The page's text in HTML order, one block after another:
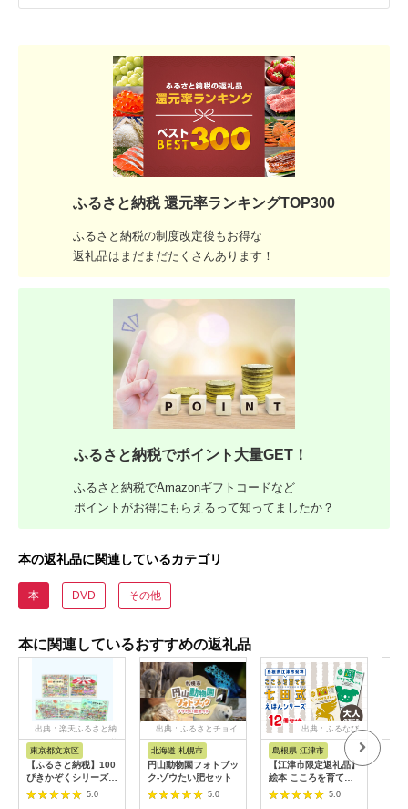
ふるさと納税 還元率ランキングTOP300
ふるさと納税の制度改定後もお得な
返礼品はまだまだたくさんあります！
ふるさと納税でポイント大量GET！
ふるさと納税でAmazonギフトコードなど
ポイントがお得にもらえるって知ってましたか？
本の返礼品に関連しているカテゴリ
本 DVD その他
本に関連しているおすすめの返礼品
出典：楽天ふるさと納
税
東京都文京区
【ふるさと納税】100
ぴきかぞくシリーズ
絵本 えほん 子供 こど
も 読み聞かせ 子育て
5.0
出典：ふるさとチョイ
ス
北海道 札幌市
円山動物園フォトブッ
ク-ゾウたい肥セット
5.0
出典：ふるなび
島根県 江津市
【江津市限定返礼品】
絵本 こころを育てる
七田式えほんシリーズ
12冊 -大人の方にも-
5.0